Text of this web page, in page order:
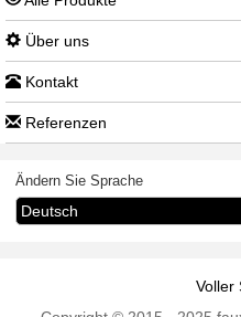
Über uns
Kontakt
Referenzen
Ändern Sie Sprache
Voller